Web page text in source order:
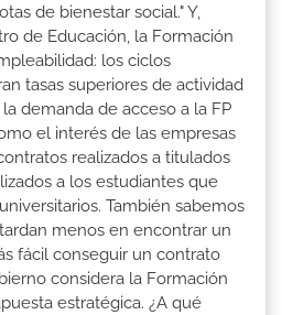
de bienestar social." Y,
de Educación, la Formación
los ciclos
tasas superiores de actividad
demanda de acceso a la FP
el interés de las empresas
realizados a titulados
a los estudiantes que
También sabemos
menos en encontrar un
fácil conseguir un contrato
considera la Formación
estratégica. ¿A qué